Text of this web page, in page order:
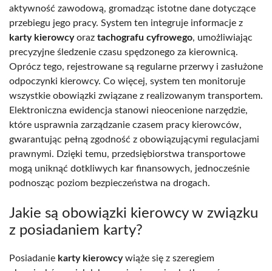
aktywność zawodową, gromadząc istotne dane dotyczące
przebiegu jego pracy. System ten integruje informacje z
karty kierowcyoraz tachografu cyfrowego, umożliwiając
precyzyjne śledzenie czasu spędzonego za kierownicą.
Oprócz tego, rejestrowane są regularne przerwy i zasłużone
odpoczynki kierowcy. Co więcej, system ten monitoruje
wszystkie obowiązki związane z realizowanym transportem.
Elektroniczna ewidencja stanowi nieocenione narzędzie,
które usprawnia zarządzanie czasem pracy kierowców,
gwarantując pełną zgodność z obowiązującymi regulacjami
prawnymi. Dzięki temu, przedsiębiorstwa transportowe
mogą uniknąć dotkliwych kar finansowych, jednocześnie
podnosząc poziom bezpieczeństwa na drogach.
Jakie są obowiązki kierowcy w związku
z posiadaniem karty?
Posiadanie karty kierowcywiąże się z szeregiem